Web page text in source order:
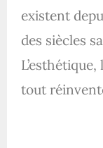
existent
des siècles
tout